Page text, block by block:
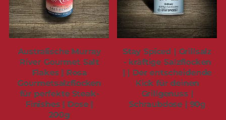
Australische Murray
River Gourmet Salt
Flakes | Rosa
Gourmetsalzflocken
für perfekte Steak-
Finishes | Dose |
200g
Stay Spiced | Grillsalz
- kräftige Salzflocken
| | Der entscheidende
Kick für deinen
Grillgenuss |
Schraubdose | 90g